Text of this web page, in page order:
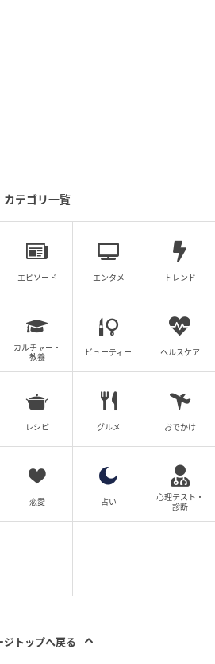
白Tを合わせたスタイル。ゆった
ーバーサイズアイテムのイン
います。主役として、インナー
カテゴリ一覧
エピソード エンタメ トレンド
カルチャー・
教養
ビューティー ヘルスケア
レシピ グルメ おでかけ
恋愛 占い
心理テスト・
診断
ジトップへ戻る